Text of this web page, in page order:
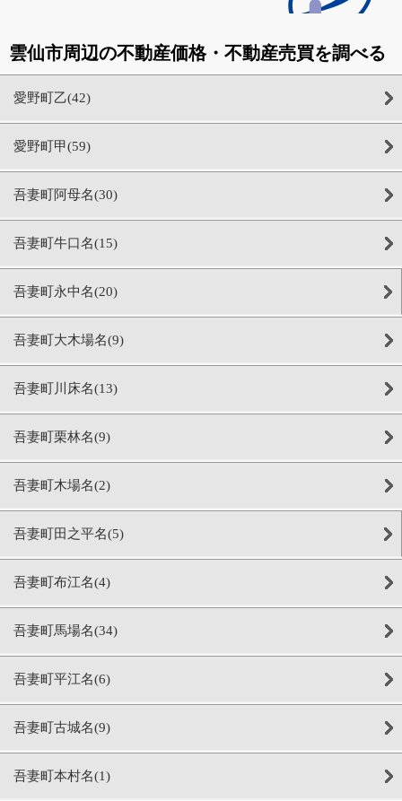
雲仙市周辺の不動産価格・不動産売買を調べる
愛野町乙(42)
愛野町甲(59)
吾妻町阿母名(30)
吾妻町牛口名(15)
吾妻町永中名(20)
吾妻町大木場名(9)
吾妻町川床名(13)
吾妻町栗林名(9)
吾妻町木場名(2)
吾妻町田之平名(5)
吾妻町布江名(4)
吾妻町馬場名(34)
吾妻町平江名(6)
吾妻町古城名(9)
吾妻町本村名(1)